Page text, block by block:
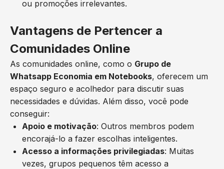
ou promoções irrelevantes.
Vantagens de Pertencer a
Comunidades Online
As comunidades online, como o Grupo de
Whatsapp Economia em Notebooks, oferecem um
espaço seguro e acolhedor para discutir suas
necessidades e dúvidas. Além disso, você pode
conseguir:
Apoio e motivação: Outros membros podem
encorajá-lo a fazer escolhas inteligentes.
Acesso a informações privilegiadas: Muitas
vezes, grupos pequenos têm acesso a